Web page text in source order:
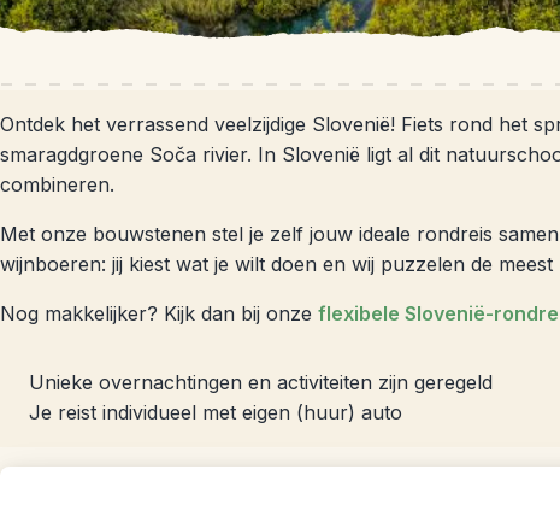
Ontdek het verrassend veelzijdige Slovenië! Fiets rond het
smaragdgroene Soča rivier. In Slovenië ligt al dit
combineren.
Met onze bouwstenen stel je zelf jouw ideale rondreis
wijnboeren: jij kiest wat je wilt doen en wij puzzelen de
Nog makkelijker? Kijk dan bij onze flexibele Slovenië-
Unieke overnachtingen en activiteiten zijn geregeld
Je reist individueel met eigen (huur) auto